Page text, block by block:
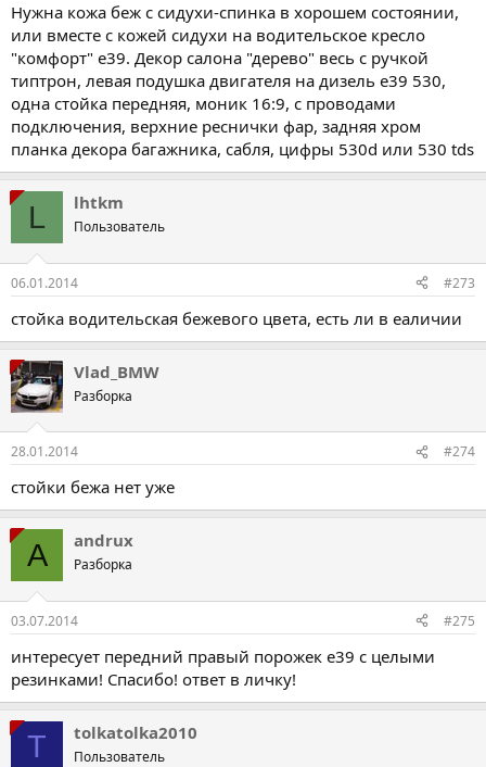
Нужна кожа беж с сидухи-спинка в хорошем состоянии,
или вместе с кожей сидухи на водительское кресло
"комфорт" е39. Декор салона "дерево" весь с ручкой
типтрон, левая подушка двигателя на дизель е39 530,
одна стойка передняя, моник 16:9, с проводами
подключения, верхние реснички фар, задняя хром
планка декора багажника, сабля, цифры 530d или 530 tds
L lhtkm
Пользователь
06.01.2014 #273
стойка водительская бежевого цвета, есть ли в еаличии
Vlad_BMW
Разборка
28.01.2014 #274
стойки бежа нет уже
A andrux
Разборка
03.07.2014 #275
интересует передний правый порожек е39 с целыми
резинками! Спасибо! ответ в личку!
T tolkatolka2010
Пользователь